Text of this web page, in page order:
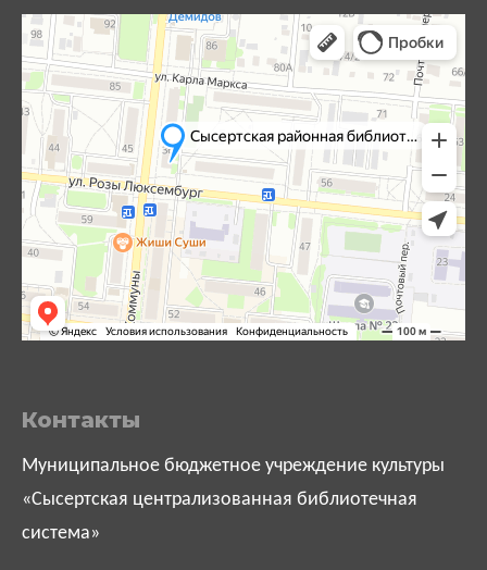
Контакты
Муниципальное бюджетное учреждение культуры
«Сысертская централизованная библиотечная
система»